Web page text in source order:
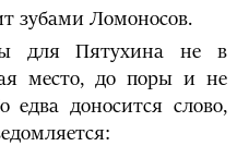
зубами Ломоносов.
для Пятухина не в
место, до поры и не
доносится слово,